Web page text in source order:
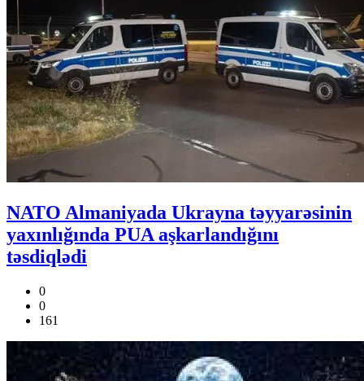
NATO Almaniyada Ukrayna təyyarəsinin
yaxınlığında PUA aşkarlandığını
təsdiqlədi
0
0
161